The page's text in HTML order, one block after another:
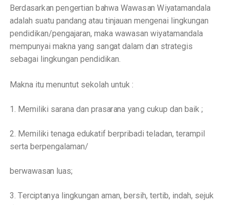
Berdasarkan pengertian bahwa WawasanWiyatamandala
adalah suatu pandang atau tinjauan mengenai lingkungan
pendidikan/pengajaran, maka wawasan wiyatamandala
mempunyai makna yang sangat dalamdan strategis
sebagai lingkungan pendidikan.
Makna itu menuntut sekolah untuk :
1. Memiliki sarana dan prasarana yang cukup dan baik ;
2. Memiliki tenaga edukatif berpribadi teladan, terampil
serta berpengalaman/
berwawasan luas;
3. Terciptanya lingkungan aman, bersih, tertib, indah, sejuk